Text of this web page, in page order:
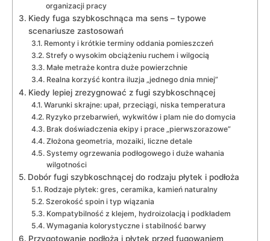
organizacji pracy
Kiedy fuga szybkoschnąca ma sens – typowe
scenariusze zastosowań
Remonty i krótkie terminy oddania pomieszczeń
Strefy o wysokim obciążeniu ruchem i wilgocią
Małe metraże kontra duże powierzchnie
Realna korzyść kontra iluzja „jednego dnia mniej”
Kiedy lepiej zrezygnować z fugi szybkoschnącej
Warunki skrajne: upał, przeciągi, niska temperatura
Ryzyko przebarwień, wykwitów i plam nie do domycia
Brak doświadczenia ekipy i prace „pierwszorazowe”
Złożona geometria, mozaiki, liczne detale
Systemy ogrzewania podłogowego i duże wahania
wilgotności
Dobór fugi szybkoschnącej do rodzaju płytek i podłoża
Rodzaje płytek: gres, ceramika, kamień naturalny
Szerokość spoin i typ wiązania
Kompatybilność z klejem, hydroizolacją i podkładem
Wymagania kolorystyczne i stabilność barwy
Przygotowanie podłoża i płytek przed fugowaniem